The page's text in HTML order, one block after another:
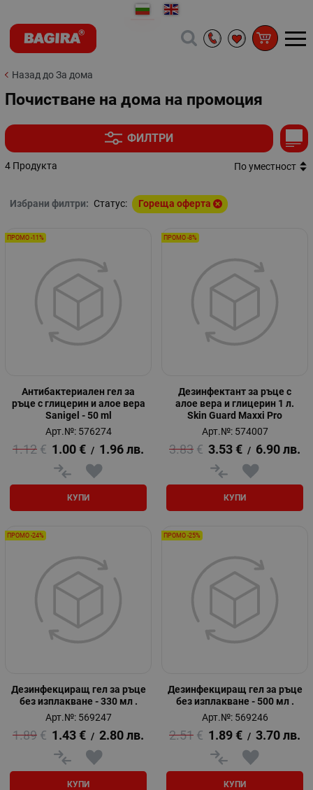
Назад до За дома
Почистване на дома на промоция
ФИЛТРИ
4 Продукта По уместност
Избрани филтри: Статус: Гореща оферта
Антибактериален гел за
ръце с глицерин и алое вера
Sanigel - 50 ml
Арт.№: 576274
1.12 € 1.00 € / 1.96 лв.
КУПИ
ПРОМО -11%
Дезинфектант за ръце с
алое вера и глицерин 1 л.
Skin Guard Maxxi Pro
Арт.№: 574007
3.83 € 3.53 € / 6.90 лв.
КУПИ
ПРОМО -8%
Дезинфекциращ гел за ръце
без изплакване - 330 мл .
Арт.№: 569247
1.89 € 1.43 € / 2.80 лв.
КУПИ
ПРОМО -24%
Дезинфекциращ гел за ръце
без изплакване - 500 мл .
Арт.№: 569246
2.51 € 1.89 € / 3.70 лв.
КУПИ
ПРОМО -25%